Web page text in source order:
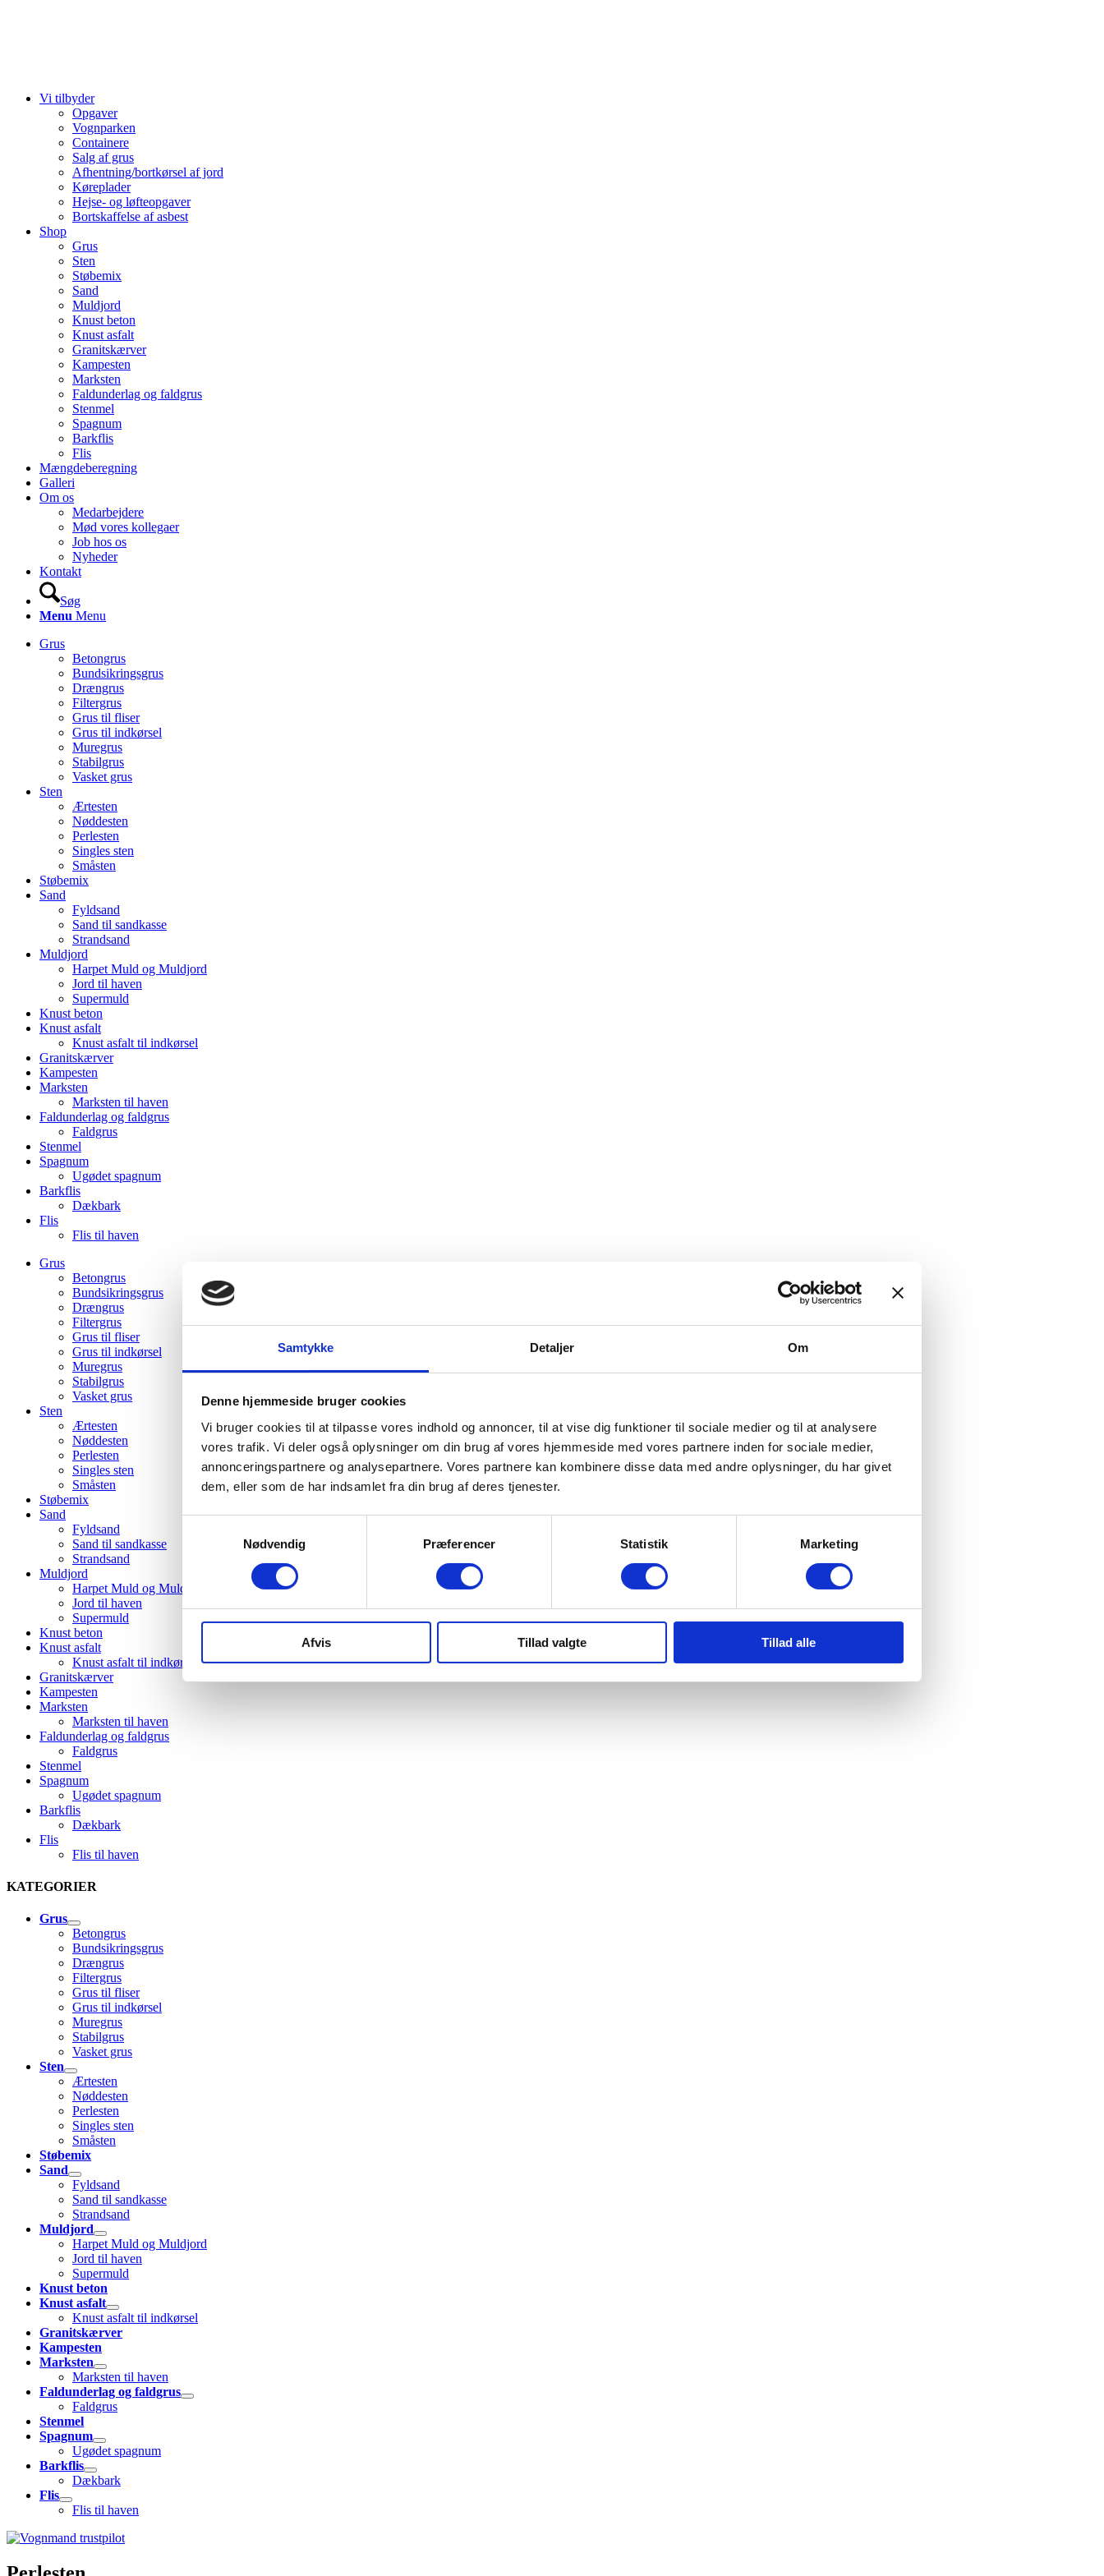
Samtykke Detaljer Om
Denne hjemmeside bruger cookies
Vi bruger cookies til at tilpasse vores indhold og annoncer, til at vise dig funktioner til sociale medier og til at analysere
vores trafik. Vi deler også oplysninger om din brug af vores hjemmeside med vores partnere inden for sociale medier,
annonceringspartnere og analysepartnere. Vores partnere kan kombinere disse data med andre oplysninger, du har givet
dem, eller som de har indsamlet fra din brug af deres tjenester.
Nødvendig
Præferencer Statistik Marketing
Afvis Tillad valgte Tillad alle
Vi tilbyder
Opgaver
Vognparken
Containere
Salg af grus
Afhentning/bortkørsel af jord
Køreplader
Hejse- og løfteopgaver
Bortskaffelse af asbest
Shop
Grus
Sten
Støbemix
Sand
Muldjord
Knust beton
Knust asfalt
Granitskærver
Kampesten
Marksten
Faldunderlag og faldgrus
Stenmel
Spagnum
Barkflis
Flis
Mængdeberegning
Galleri
Om os
Medarbejdere
Mød vores kollegaer
Job hos os
Nyheder
Kontakt
Søg
Menu Menu
Grus
Betongrus
Bundsikringsgrus
Drængrus
Filtergrus
Grus til fliser
Grus til indkørsel
Muregrus
Stabilgrus
Vasket grus
Sten
Ærtesten
Nøddesten
Perlesten
Singles sten
Småsten
Støbemix
Sand
Fyldsand
Sand til sandkasse
Strandsand
Muldjord
Harpet Muld og Muldjord
Jord til haven
Supermuld
Knust beton
Knust asfalt
Knust asfalt til indkørsel
Granitskærver
Kampesten
Marksten
Marksten til haven
Faldunderlag og faldgrus
Faldgrus
Stenmel
Spagnum
Ugødet spagnum
Barkflis
Dækbark
Flis
Flis til haven
Grus
Betongrus
Bundsikringsgrus
Drængrus
Filtergrus
Grus til fliser
Grus til indkørsel
Muregrus
Stabilgrus
Vasket grus
Sten
Ærtesten
Nøddesten
Perlesten
Singles sten
Småsten
Støbemix
Sand
Fyldsand
Sand til sandkasse
Strandsand
Muldjord
Harpet Muld og Muldjord
Jord til haven
Supermuld
Knust beton
Knust asfalt
Knust asfalt til indkørsel
Granitskærver
Kampesten
Marksten
Marksten til haven
Faldunderlag og faldgrus
Faldgrus
Stenmel
Spagnum
Ugødet spagnum
Barkflis
Dækbark
Flis
Flis til haven
KATEGORIER
Grus
Betongrus
Bundsikringsgrus
Drængrus
Filtergrus
Grus til fliser
Grus til indkørsel
Muregrus
Stabilgrus
Vasket grus
Sten
Ærtesten
Nøddesten
Perlesten
Singles sten
Småsten
Støbemix
Sand
Fyldsand
Sand til sandkasse
Strandsand
Muldjord
Harpet Muld og Muldjord
Jord til haven
Supermuld
Knust beton
Knust asfalt
Knust asfalt til indkørsel
Granitskærver
Kampesten
Marksten
Marksten til haven
Faldunderlag og faldgrus
Faldgrus
Stenmel
Spagnum
Ugødet spagnum
Barkflis
Dækbark
Flis
Flis til haven